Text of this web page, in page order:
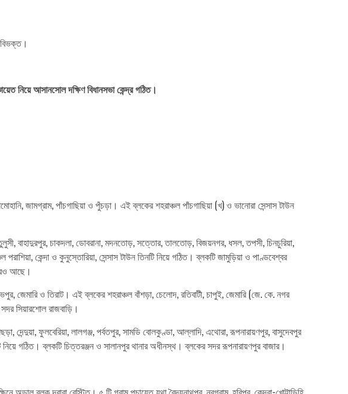
বিভক্ত।
নিয়ে আসানসোল দক্ষিণ বিধানসভা কেন্দ্র গঠিত।
জামগ্রাম, পাঁচগাছিয়া ও পুঁচড়া। এই ব্লকের শহরাঞ্চল পাঁচগাছিয়া (খ) ও ভানোরা সেন্সাস টাউন
বাহাদুরপুর, চাকদলা, ডোবরানা, মদনতোড়, সত্তোর, তালতোড়, বিজয়নগর, ধসল, তপসী, চিনচুরিয়া,
কেন্দা ও কুনুস্তোরিয়া, সেন্সাস টাউন তিনটি নিয়ে গঠিত। ব্লকটি জামুড়িয়া ও পাণ্ডবেশ্বর
আছে।
জেমারি ও তিরাট। এই ব্লকের শহরাঞ্চল বাঁশড়া, চেলোদ, রতিবাটী, চাপুই, জেমারি (জে. কে. নগর
সিয়ারশোল রাজবাড়ি।
দেন্দুয়া, ফুলবেরিয়া, লালগঞ্জ, পর্বতপুর, সামডি বোলকুণ্ডা, আল্লাদি, এথোরা, রূপনারায়ণপুর, বাসুদেবপুর
গঠিত। ব্লকটি চিত্তরঞ্জন ও সালানপুর থানার অধীনস্থ। ব্লকের সদর রূপনারায়ণপুর বাজার।